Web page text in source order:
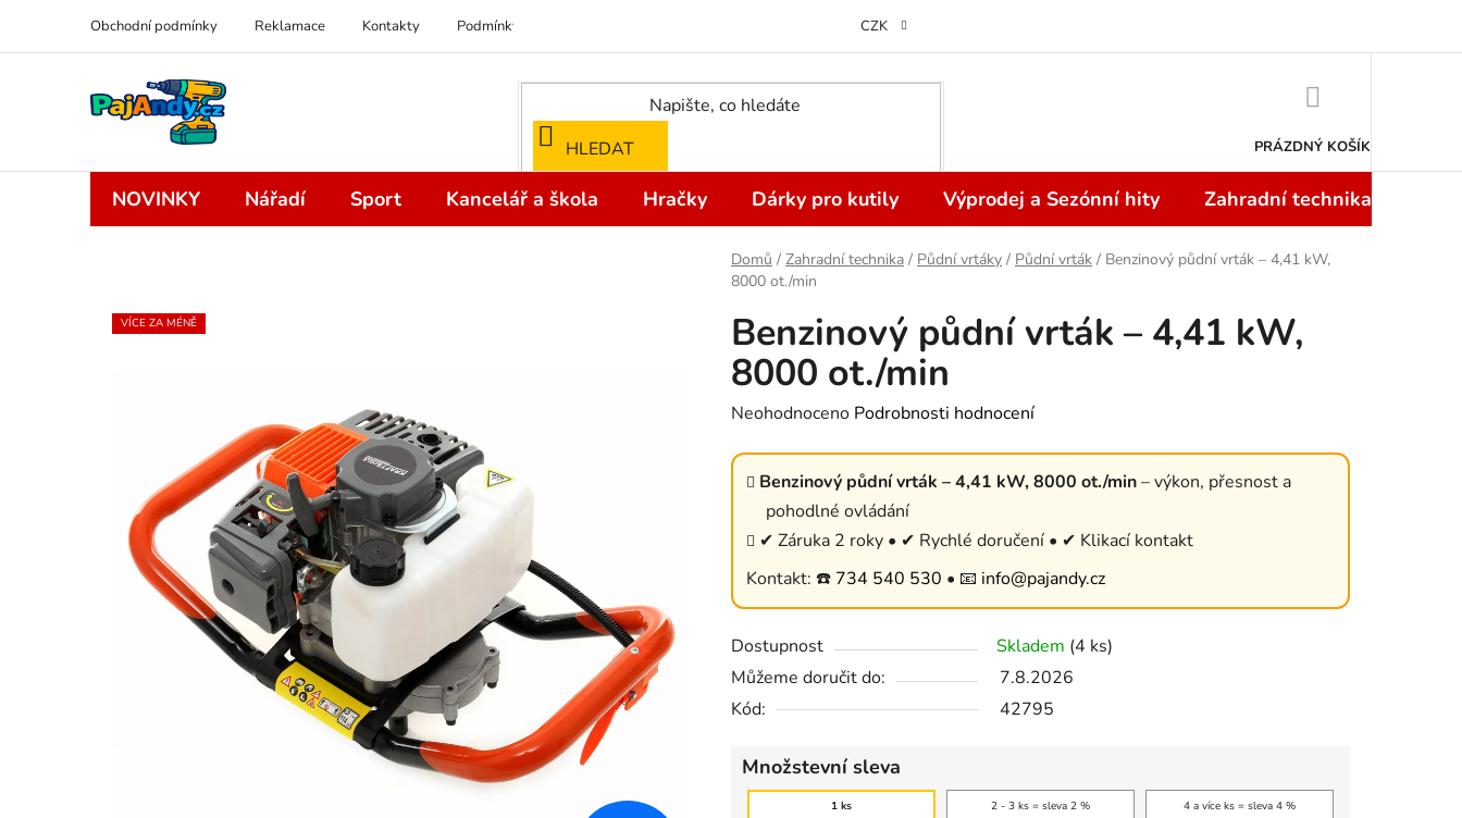
obsah
Obchodní podmínky Reklamace Kontakty Podmínky ochrany osobních údajů Odstoupení od kupní smlouvy do 14 dní
CZK
HLEDAT PRÁZDNÝ KOŠÍK
NOVINKY Nářadí Sport Kancelář a škola Hračky Dárky pro kutily Výprodej a Sezónní hity Zahradní technika
Domů / Zahradní technika / Půdní vrtáky / Půdní vrták / Benzinový půdní vrták – 4,41 kW,
8000 ot./min
Benzinový půdní vrták – 4,41 kW,
8000 ot./min
Průměrné
produktu
0,0
Neohodnoceno Podrobnosti hodnocení
Benzinový půdní vrták – 4,41 kW, 8000 ot./min– výkon, přesnost a
pohodlné ovládání
✔ Záruka 2 roky • ✔ Rychlé doručení • ✔ Klikací kontakt
Kontakt: ☎️ 734 540 530 • 📧 info@pajandy.cz
Dostupnost Skladem (4 ks)
Můžeme doručit do:
7.8.2026
Kód:
42795
Množstevní sleva
1 ks 2 - 3 ks = sleva 2 % 4 a více ks = sleva 4 %
VÍCE ZA MÉNĚ